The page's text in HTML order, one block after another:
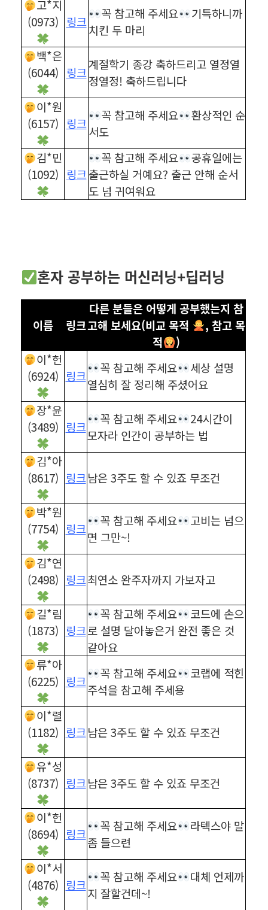
고*지
(0973) 링크
꼭 참고해 주세요
기특하니까
치킨 두 마리
백*은
(6044) 링크
계절학기 종강 축하드리고 열정열
정열정! 축하드립니다
이*원
(6157) 링크
꼭 참고해 주세요
환상적인 순
서도
김*민
(1092) 링크
꼭 참고해 주세요
공휴일에는
출근하실 거예요? 출근 안해 순서
도 넘 귀여워요
혼자 공부하는 머신러닝+딥러닝
이름 링크
다른 분들은 어떻게 공부했는지 참
고해 보세요(비교 목적
, 참고 목
적
)
이*헌
(6924) 링크
꼭 참고해 주세요
세상 설명
열심히 잘 정리해 주셨어요
장*윤
(3489) 링크
꼭 참고해 주세요
24시간이
모자라 인간이 공부하는 법
김*아
(8617) 링크남은 3주도 할 수 있죠 무조건
박*원
(7754) 링크
꼭 참고해 주세요
고비는 넘으
면 그만~!
김*연
(2498) 링크최연소 완주자까지 가보자고
길*림
(1873) 링크
꼭 참고해 주세요
코드에 손으
로 설명 달아놓은거 완전 좋은 것
같아요
류*아
(6225) 링크
꼭 참고해 주세요
코랩에 적힌
주석을 참고해 주세용
이*렬
(1182) 링크남은 3주도 할 수 있죠 무조건
유*성
(8737) 링크남은 3주도 할 수 있죠 무조건
이*헌
(8694) 링크
꼭 참고해 주세요
라텍스야 말
좀 들으련
이*서
(4876) 링크
꼭 참고해 주세요
대체 언제까
지 잘할건데~!